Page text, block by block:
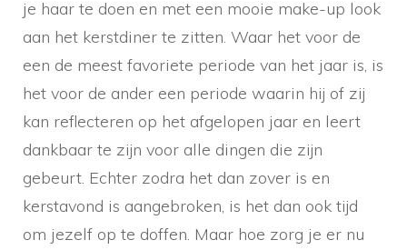
je haar te doen en met een mooie make-up look
aan het kerstdiner te zitten. Waar het voor de
een de meest favoriete periode van het jaar is, is
het voor de ander een periode waarin hij of zij
kan reflecteren op het afgelopen jaar en leert
dankbaar te zijn voor alle dingen die zijn
gebeurt. Echter zodra het dan zover is en
kerstavond is aangebroken, is het dan ook tijd
om jezelf op te doffen. Maar hoe zorg je er nu